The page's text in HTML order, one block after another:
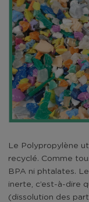
Le Polypropylène
recyclé. Comme
BPA ni phtalates.
inerte, c’est-à-dire
(dissolution des